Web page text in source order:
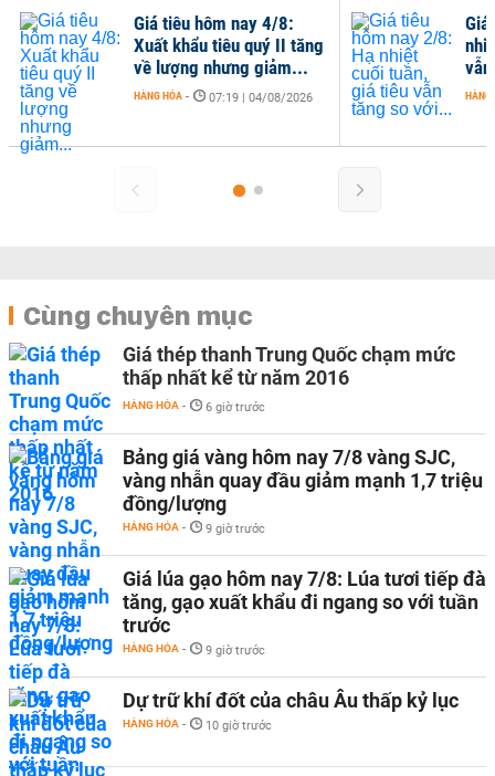
Giá tiêu hôm nay 4/8:
Xuất khẩu tiêu quý II tăng
về lượng nhưng giảm...
HÀNG HÓA - 07:19 | 04/08/2026 HÀNG
Cùng chuyên mục
Giá thép thanh Trung Quốc chạm mức
thấp nhất kể từ năm 2016
HÀNG HÓA - 6 giờ trước
Bảng giá vàng hôm nay 7/8 vàng SJC,
vàng nhẫn quay đầu giảm mạnh 1,7 triệu
đồng/lượng
HÀNG HÓA - 9 giờ trước
Giá lúa gạo hôm nay 7/8: Lúa tươi tiếp đà
tăng, gạo xuất khẩu đi ngang so với tuần
trước
HÀNG HÓA - 9 giờ trước
Dự trữ khí đốt của châu Âu thấp kỷ lục
HÀNG HÓA - 10 giờ trước